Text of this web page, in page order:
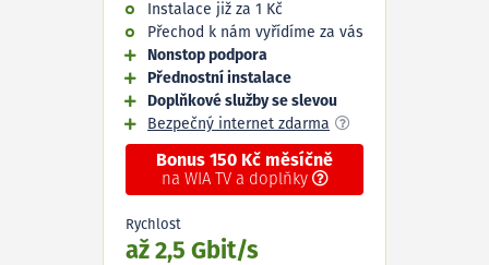
Instalace již za 1 Kč
Přechod k nám vyřídíme za vás
Nonstop podpora
Přednostní instalace
Doplňkové služby se slevou
Bezpečný internet zdarma
Bonus 150 Kč měsíčně
na WIA TV a doplňky
Rychlost
až 2,5 Gbit/s